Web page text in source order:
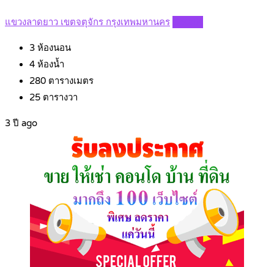
แขวงลาดยาว เขตจตุจักร กรุงเทพมหานคร
3 ห้องนอน
4 ห้องน้ำ
280 ตารางเมตร
25 ตารางวา
3 ปี ago